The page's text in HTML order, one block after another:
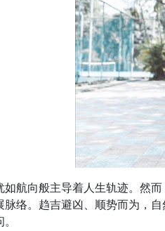
航向般主导着人生轨迹。然
络。趋吉避凶、顺势而为，